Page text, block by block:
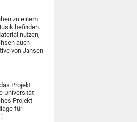
zu einem
befinden.
nutzen,
auch
von Jansen
Projekt
Universität
Projekt
für